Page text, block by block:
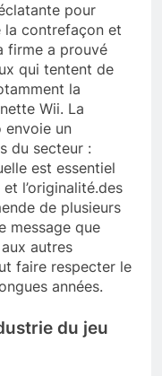
pour
la contrefaçon et
firme a prouvé
qui tentent de
la
Wii. La
envoie un
du secteur :
est essentiel
l’originalité.des
de plusieurs
message que
autres
faire respecter le
années.
du jeu